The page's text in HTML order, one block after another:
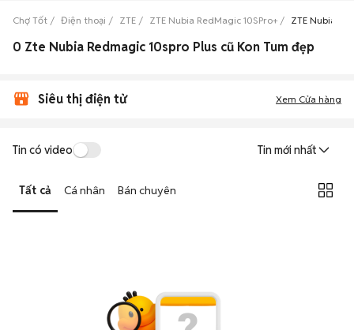
Chợ Tốt Điện thoại ZTE ZTE Nubia RedMagic 10SPro+ ZTE Nubia
0 Zte Nubia Redmagic 10spro Plus cũ Kon Tum đẹp
Siêu thị điện tử Xem Cửa hàng
Tin có video Tin mới nhất
Tất cả Cá nhân Bán chuyên